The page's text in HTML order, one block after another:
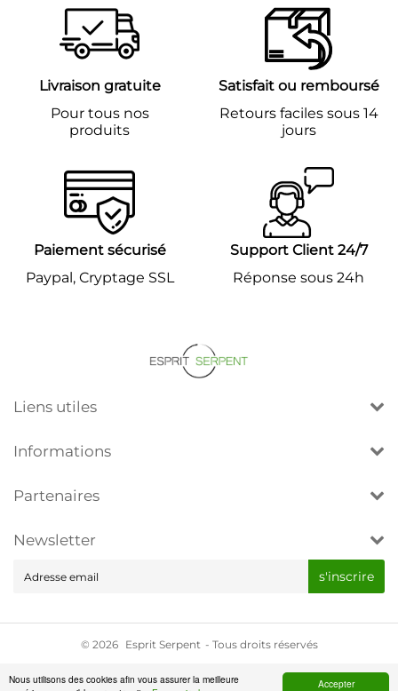
Accepter
Nous utilisons des cookies afin vous assurer la meilleure
Livraison gratuite
Pour tous nos
produits
Satisfait ou remboursé
Retours faciles sous 14
jours
Paiement sécurisé
Paypal, Cryptage SSL
Support Client 24/7
Réponse sous 24h
Liens utiles
Informations
Partenaires
Newsletter
mail
s'inscrire
© 2026 Esprit Serpent - Tous droits réservés